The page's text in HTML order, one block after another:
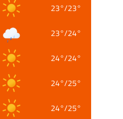
23°/23°
23°/24°
24°/24°
24°/25°
24°/25°